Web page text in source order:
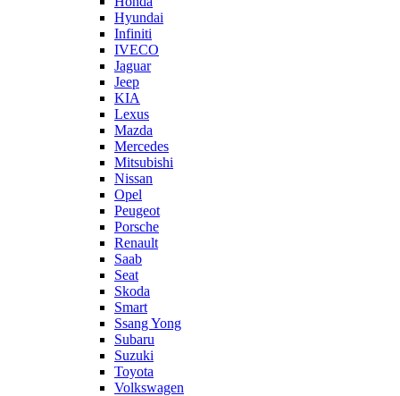
Hyundai
Infiniti
IVECO
Jaguar
Jeep
KIA
Lexus
Mazda
Mercedes
Mitsubishi
Nissan
Opel
Peugeot
Porsche
Renault
Saab
Seat
Skoda
Smart
Ssang Yong
Subaru
Suzuki
Toyota
Volkswagen